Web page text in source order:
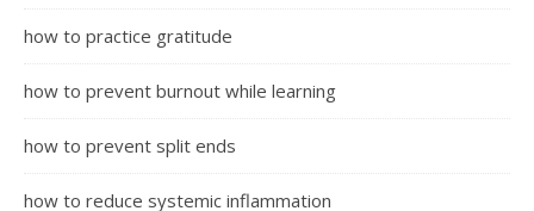
how to practice gratitude
how to prevent burnout while learning
how to prevent split ends
how to reduce systemic inflammation